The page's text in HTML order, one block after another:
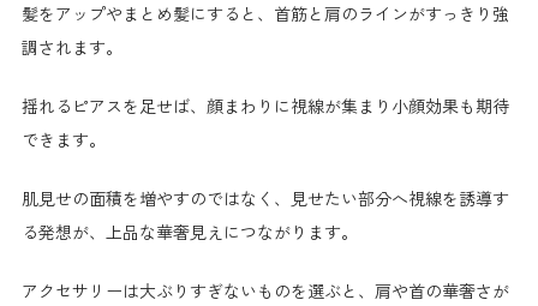
髪をアップやまとめ髪にすると、首筋と肩のラインがすっきり強
調されます。
揺れるピアスを足せば、顔まわりに視線が集まり小顔効果も期待
できます。
肌見せの面積を増やすのではなく、見せたい部分へ視線を誘導す
る発想が、上品な華奢見えにつながります。
アクセサリーは大ぶりすぎないものを選ぶと、肩や首の華奢さが